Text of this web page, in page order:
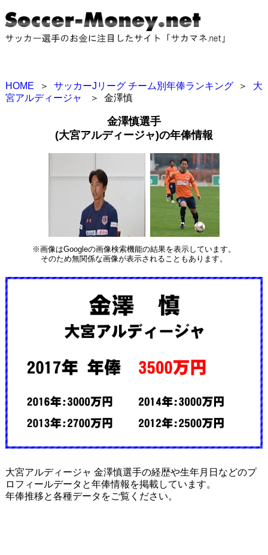
HOME ＞ サッカーJリーグ チーム別年俸ランキング ＞
大
宮アルディージャ
＞ 金澤慎
金澤慎選手
(大宮アルディージャ)の年俸情報
※画像はGoogleの画像検索機能の結果を表示しています。
そのため無関係な画像が表示されることもあります。
大宮アルディージャ 金澤慎選手の経歴や生年月日などのプ
ロフィールデータと年俸情報を掲載しています。
年俸推移と各種データをご覧ください。